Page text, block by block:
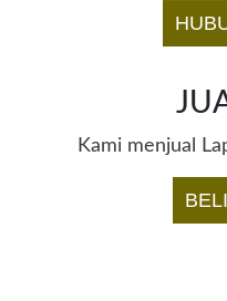
Kami menjual